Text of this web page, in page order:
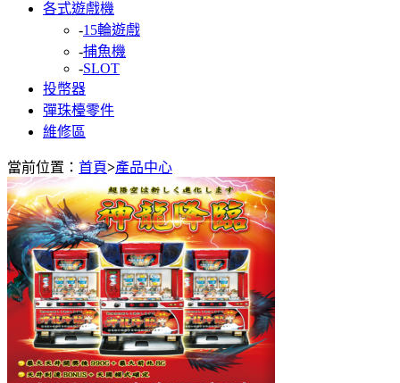
各式遊戲機
-15輪遊戲
-捕魚機
-SLOT
投幣器
彈珠檯零件
維修區
當前位置： 首頁>產品中心